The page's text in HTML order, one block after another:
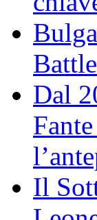
Dal
Il